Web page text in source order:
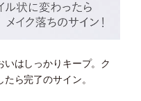
はしっかりキープ。 ク
ら完了のサイン。